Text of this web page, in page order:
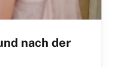
nach der